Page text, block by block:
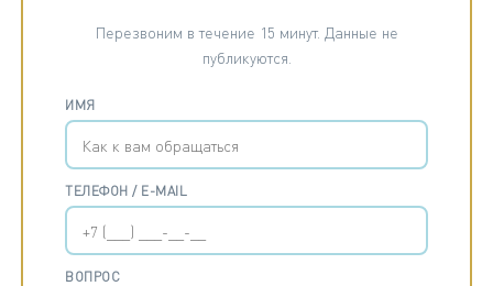
Перезвоним в течение 15 минут. Данные не
публикуются.
ИМЯ
ТЕЛЕФОН / E-MAIL
ВОПРОС